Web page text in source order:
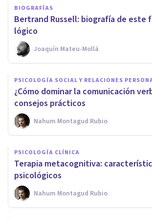
BIOGRAFÍAS
Bertrand Russell: biografía de este
lógico
Joaquín Mateu-Mollá
PSICOLOGÍA SOCIAL Y RELACIONES
¿Cómo dominar la comunicación
consejos prácticos
Nahum Montagud Rubio
PSICOLOGÍA CLÍNICA
Terapia metacognitiva:
psicológicos
Nahum Montagud Rubio